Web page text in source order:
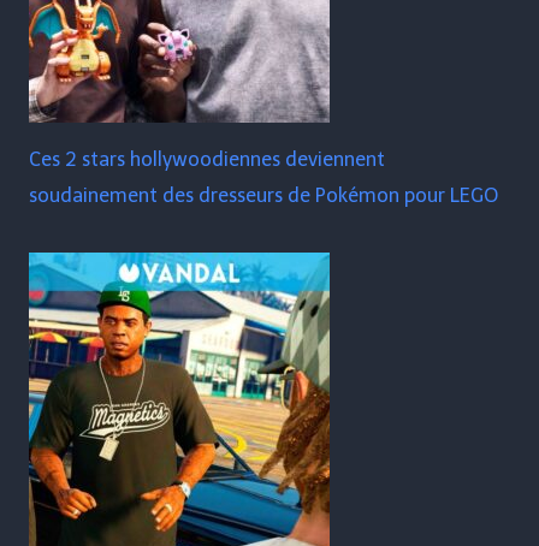
Ces 2 stars hollywoodiennes deviennent
soudainement des dresseurs de Pokémon pour LEGO